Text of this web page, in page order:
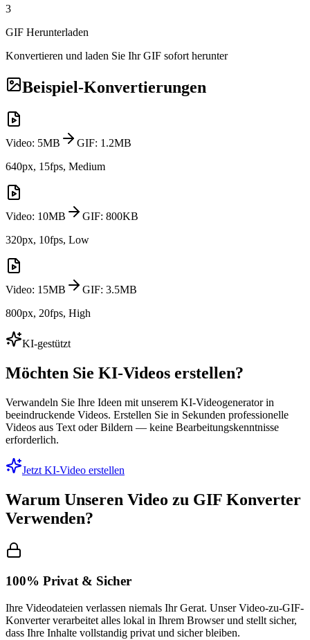
3
GIF Herunterladen
Konvertieren und laden Sie Ihr GIF sofort herunter
Beispiel-Konvertierungen
Video: 5MB GIF: 1.2MB
640px, 15fps, Medium
Video: 10MB GIF: 800KB
320px, 10fps, Low
Video: 15MB GIF: 3.5MB
800px, 20fps, High
KI-gestützt
Möchten Sie KI-Videos erstellen?
Verwandeln Sie Ihre Ideen mit unserem KI-Videogenerator in
beeindruckende Videos. Erstellen Sie in Sekunden professionelle
Videos aus Text oder Bildern — keine Bearbeitungskenntnisse
erforderlich.
Jetzt KI-Video erstellen
Warum Unseren Video zu GIF Konverter
Verwenden?
100% Privat & Sicher
Ihre Videodateien verlassen niemals Ihr Gerat. Unser Video-zu-GIF-
Konverter verarbeitet alles lokal in Ihrem Browser und stellt sicher,
dass Ihre Inhalte vollstandig privat und sicher bleiben.